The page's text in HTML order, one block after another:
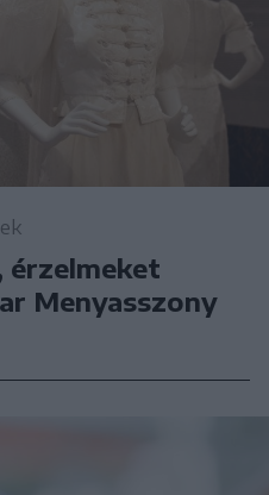
érzelmeket
Menyasszony